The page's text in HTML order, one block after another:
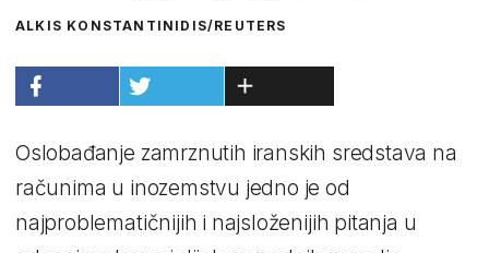
ALKIS KONSTANTINIDIS/REUTERS
Oslobađanje zamrznutih iranskih sredstava na
računima u inozemstvu jedno je od
najproblematičnijih i najsloženijih pitanja u